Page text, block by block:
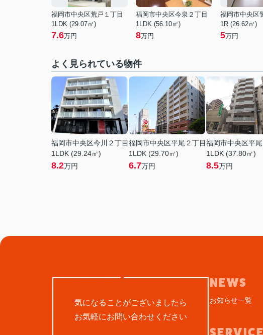
福岡市中央区荒戸１丁目
1LDK (29.07㎡)
7.6万円
福岡市中央区今泉２丁目
1LDK (56.10㎡)
8万円
福岡市中央区
1R (26.62㎡)
5万円
よく見られている物件
福岡市中央区今川２丁目
1LDK (29.24㎡)
8.2万円
福岡市中央区平尾２丁目
1LDK (29.70㎡)
6.7万円
福岡市中央区平
1LDK (37.80㎡)
8.5万円
気になることがございましたら
お気軽にお問い合わせください
NEWS
お知らせ一覧